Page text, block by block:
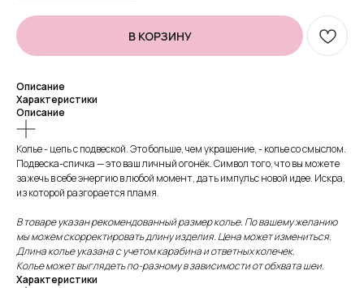
В КОРЗИНУ
Описание
Характеристики
Описание
Колье - цепь с подвеской. Это больше, чем украшение, - колье со смыслом.
Подвеска-спичка — это ваш личный огонёк. Символ того, что вы можете
зажечь в себе энергию в любой момент, дать импульс новой идее. Искра,
из которой разгорается пламя.
В товаре указан рекомендованный размер колье. По вашему желанию
мы можем скорректировать длину изделия. Цена может измениться.
Длина колье указана с учетом карабина и ответных колечек.
Колье может выглядеть по-разному в зависимости от обхвата шеи.
Характеристики